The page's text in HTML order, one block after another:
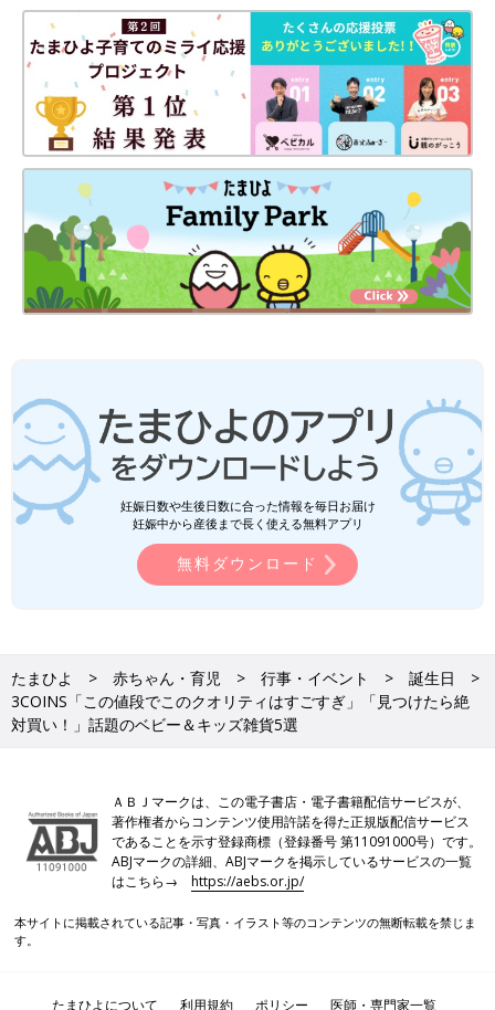
妊娠日数や生後日数に合った情報を毎日お届け
妊娠中から産後まで長く使える無料アプリ
無料ダウンロード
たまひよ 赤ちゃん・育児 行事・イベント
誕生日
3COINS「この値段でこのクオリティはすごすぎ」「見つけたら絶
対買い！」話題のベビー＆キッズ雑貨5選
ＡＢＪマークは、この電子書店・電子書籍配信サービスが、
著作権者からコンテンツ使用許諾を得た正規版配信サービス
であることを示す登録商標（登録番号 第11091000号）です。
ABJマークの詳細、ABJマークを掲示しているサービスの一覧
はこちら→https://aebs.or.jp/
本サイトに掲載されている記事・写真・イラスト等のコンテンツの無断転載を禁じま
す。
たまひよについて 利用規約 ポリシー 医師・専門家一覧